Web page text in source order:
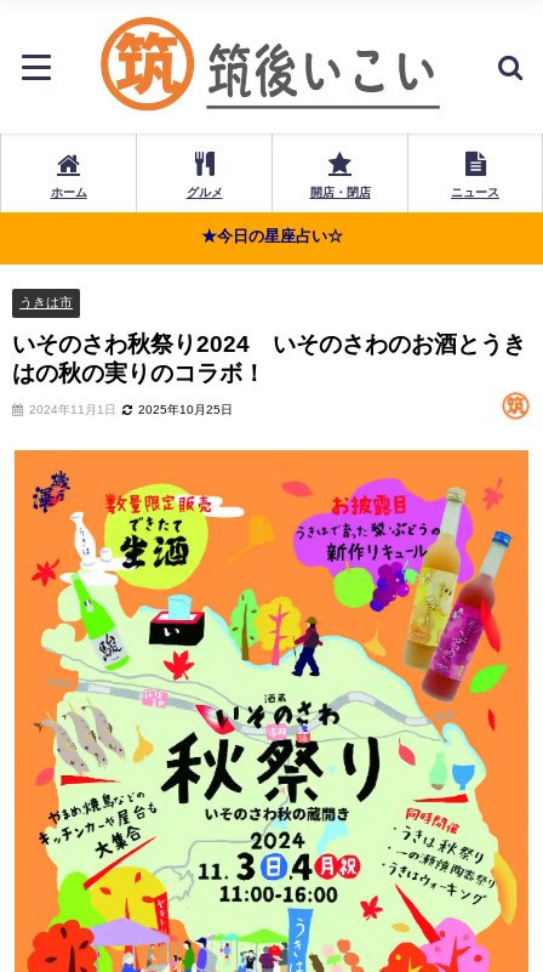
ホーム グルメ 開店・閉店 ニュース
★今日の星座占い☆
うきは市
いそのさわ秋祭り2024 いそのさわのお酒とうき
はの秋の実りのコラボ！
2024年11月1日 2025年10月25日